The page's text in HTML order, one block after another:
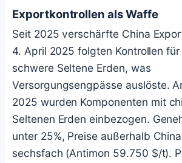
Exportkontrollen als Waffe
Seit 2025 verschärfte China
4. April 2025 folgten Kontrollen
schwere Seltene Erden, was
Versorgungsengpässe auslöste.
2025 wurden Komponenten mit
Seltenen Erden einbezogen.
unter 25%, Preise außerhalb
sechsfach (Antimon 59.750 $/t).